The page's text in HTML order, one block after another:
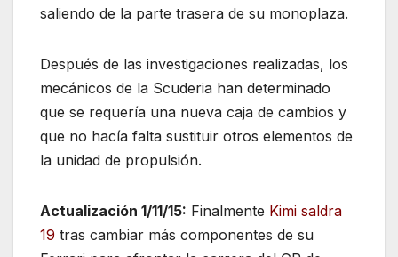
saliendo de la parte trasera de su monoplaza.
Después de las investigaciones realizadas, los
mecánicos de la Scuderia han determinado
que se requería una nueva caja de cambios y
que no hacía falta sustituir otros elementos de
la unidad de propulsión.
Actualización 1/11/15: Finalmente Kimi saldra
19 tras cambiar más componentes de su